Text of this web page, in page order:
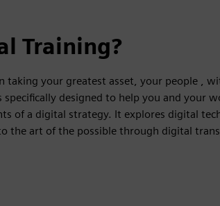
Training?
taking your greatest asset, your people ,
designed to help you and your
of a digital strategy. It explores digital
the art of the possible through digital